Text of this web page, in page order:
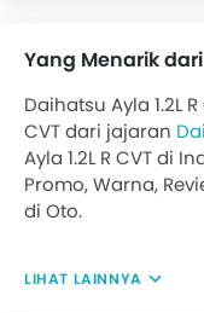
Yang Menarik dari
Daihatsu Ayla 1.2L
CVT dari jajaran
Ayla 1.2L R CVT di
Promo, Warna,
di Oto.
LIHAT LAINNYA